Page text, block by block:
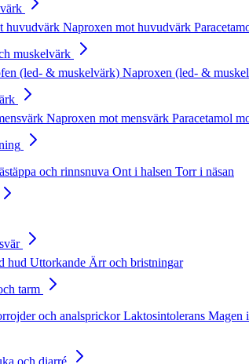
huvudvärk Naproxen mot huvudvärk
muskelvärk
(led- & muskelvärk) Naproxen (led- &
Naproxen mot mensvärk Paracetamol
och rinnsnuva Ont i halsen Torr i näsan
hud Uttorkande Ärr och bristningar
tarm
och analsprickorLaktosintolerans Magen
och diarré